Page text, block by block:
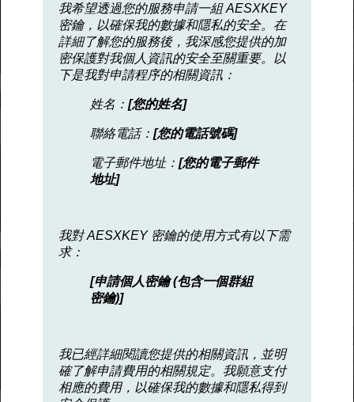
我希望透過您的服務申請一組 AESXKEY
密鑰，以確保我的數據和隱私的安全。在
詳細了解您的服務後，我深感您提供的加
密保護對我個人資訊的安全至關重要。以
下是我對申請程序的相關資訊：
姓名： [您的姓名]
聯絡電話： [您的電話號碼]
電子郵件地址： [您的電子郵件
地址]
我對 AESXKEY 密鑰的使用方式有以下需
求：
[申請個人密鑰 (包含一個群組
密鑰)]
我已經詳細閱讀您提供的相關資訊，並明
確了解申請費用的相關規定。我願意支付
相應的費用，以確保我的數據和隱私得到